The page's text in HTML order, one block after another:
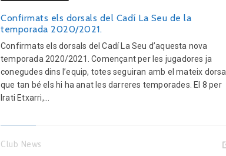
Confirmats els dorsals del Cadí La Seu de la
temporada 2020/2021.
Confirmats els dorsals del Cadí La Seu d’aquesta nova
temporada 2020/2021. Començant per les jugadores ja
conegudes dins l’equip, totes seguiran amb el mateix dorsal
que tan bé els hi ha anat les darreres temporades. El 8 per
Irati Etxarri,...
Club News